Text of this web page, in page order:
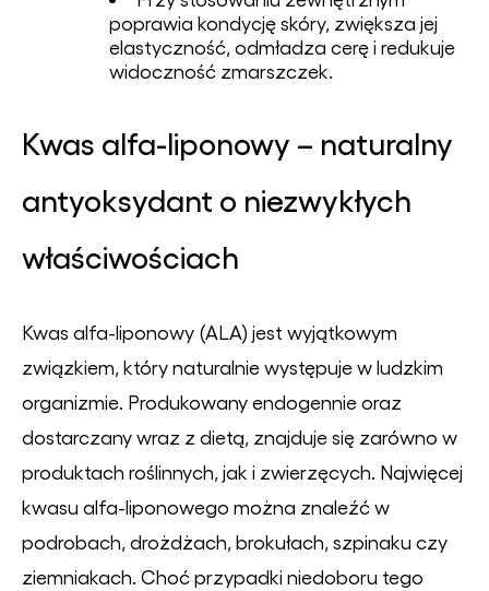
poprawia kondycję skóry, zwiększa jej
elastyczność, odmładza cerę i redukuje
widoczność zmarszczek.
Kwas alfa-liponowy – naturalny
antyoksydant o niezwykłych
właściwościach
Kwas alfa-liponowy (ALA) jest wyjątkowym
związkiem, który naturalnie występuje w ludzkim
organizmie. Produkowany endogennie oraz
dostarczany wraz z dietą, znajduje się zarówno w
produktach roślinnych, jak i zwierzęcych. Najwięcej
kwasu alfa-liponowego można znaleźć w
podrobach, drożdżach, brokułach, szpinaku czy
ziemniakach. Choć przypadki niedoboru tego